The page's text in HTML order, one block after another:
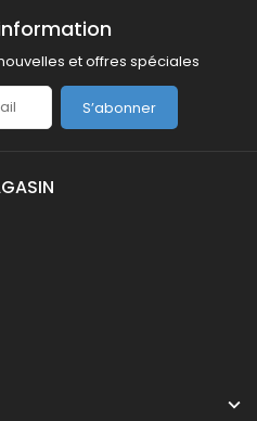
et offres spéciales
S’abonner